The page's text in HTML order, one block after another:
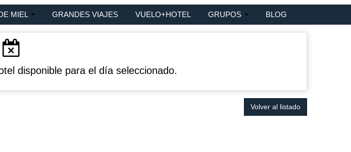
MIEL GRANDES VIAJES VUELO+HOTEL GRUPOS BLOG
disponible para el día seleccionado.
Volver al listado